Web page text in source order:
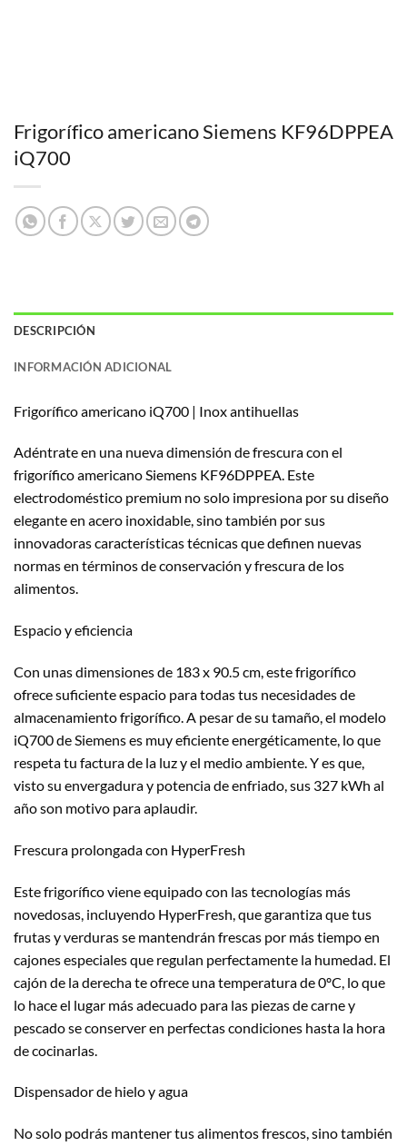
Frigorífico americano Siemens KF96DPPEA
iQ700
DESCRIPCIÓN
INFORMACIÓN ADICIONAL
Frigorífico americano iQ700 | Inox antihuellas
Adéntrate en una nueva dimensión de frescura con el
frigorífico americano Siemens KF96DPPEA. Este
electrodoméstico premium no solo impresiona por su diseño
elegante en acero inoxidable, sino también por sus
innovadoras características técnicas que definen nuevas
normas en términos de conservación y frescura de los
alimentos.
Espacio y eficiencia
Con unas dimensiones de 183 x 90.5 cm, este frigorífico
ofrece suficiente espacio para todas tus necesidades de
almacenamiento frigorífico. A pesar de su tamaño, el modelo
iQ700 de Siemens es muy eficiente energéticamente, lo que
respeta tu factura de la luz y el medio ambiente. Y es que,
visto su envergadura y potencia de enfriado, sus 327 kWh al
año son motivo para aplaudir.
Frescura prolongada con HyperFresh
Este frigorífico viene equipado con las tecnologías más
novedosas, incluyendo HyperFresh, que garantiza que tus
frutas y verduras se mantendrán frescas por más tiempo en
cajones especiales que regulan perfectamente la humedad. El
cajón de la derecha te ofrece una temperatura de 0ºC, lo que
lo hace el lugar más adecuado para las piezas de carne y
pescado se conserver en perfectas condiciones hasta la hora
de cocinarlas.
Dispensador de hielo y agua
No solo podrás mantener tus alimentos frescos, sino también